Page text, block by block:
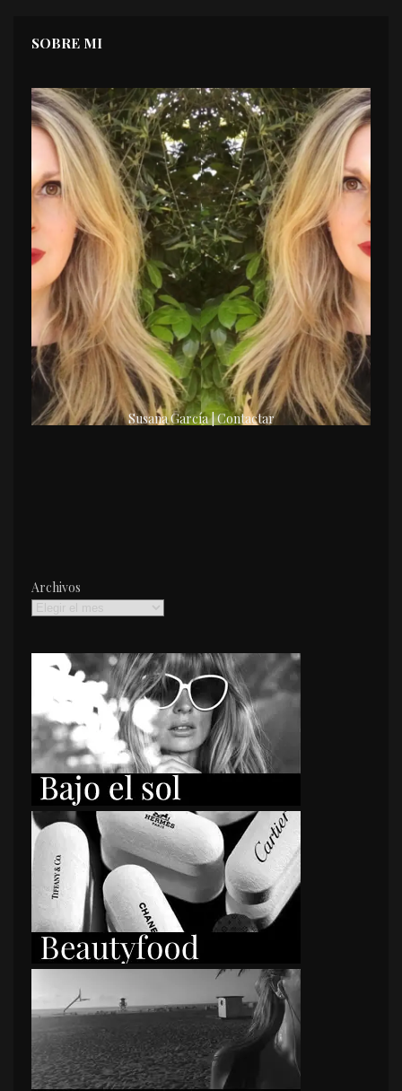
SOBRE MI
Susana García | Contactar
Archivos